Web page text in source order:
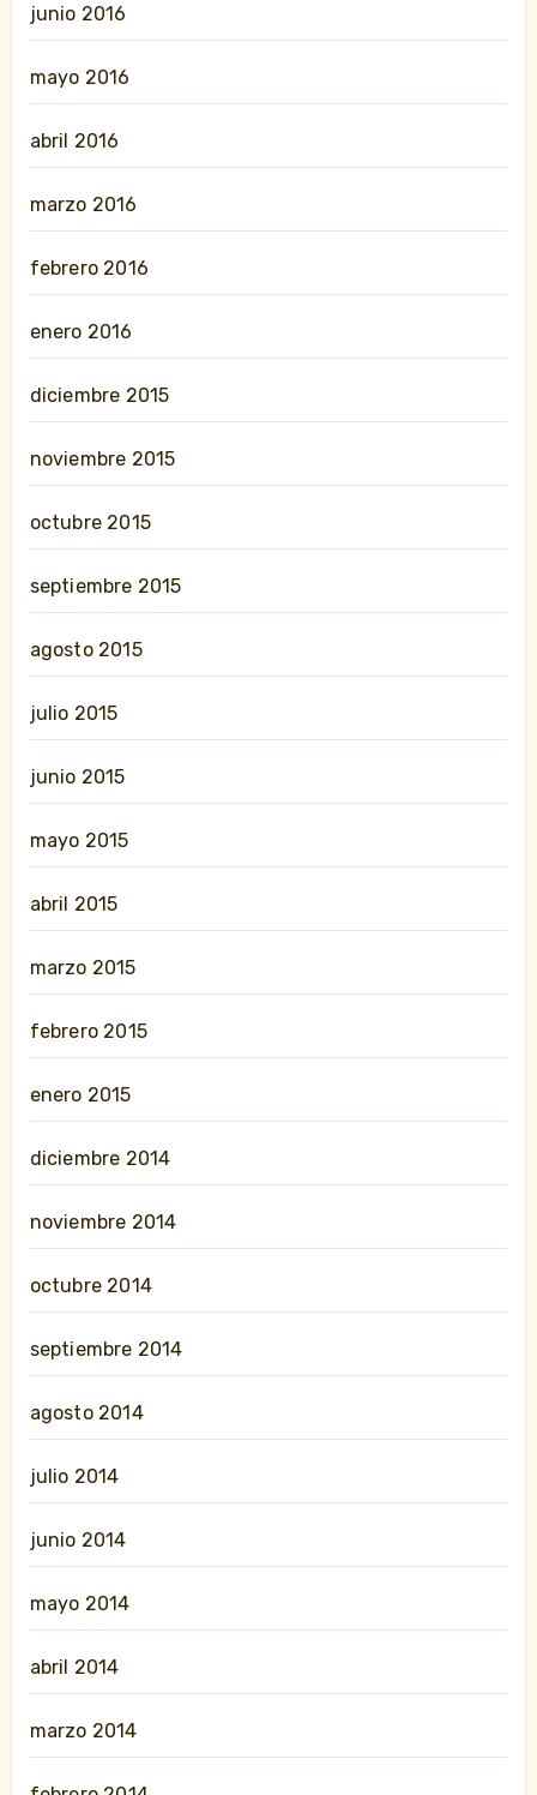
junio 2016
mayo 2016
abril 2016
marzo 2016
febrero 2016
enero 2016
diciembre 2015
noviembre 2015
octubre 2015
septiembre 2015
agosto 2015
julio 2015
junio 2015
mayo 2015
abril 2015
marzo 2015
febrero 2015
enero 2015
diciembre 2014
noviembre 2014
octubre 2014
septiembre 2014
agosto 2014
julio 2014
junio 2014
mayo 2014
abril 2014
marzo 2014